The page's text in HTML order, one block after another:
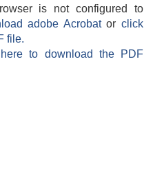
is not configured to
adobe Acrobatorclick
file.
to download the PDF